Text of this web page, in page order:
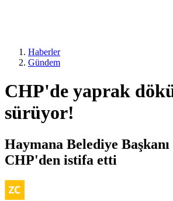
Haberler
Gündem
CHP'de yaprak
sürüyor!
Haymana Belediye
CHP'den istifa etti